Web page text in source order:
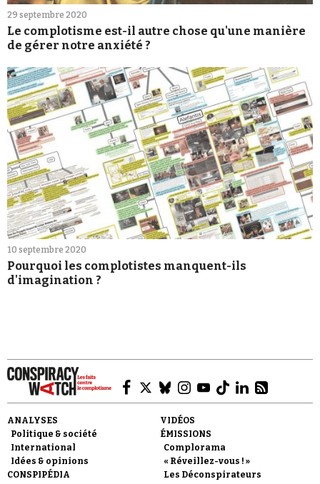
29 septembre 2020
Le complotisme est-il autre chose qu'une manière
de gérer notre anxiété ?
10 septembre 2020
Pourquoi les complotistes manquent-ils
d'imagination ?
ANALYSES
Politique & société
International
Idées & opinions
CONSPIPÉDIA
VIDÉOS
ÉMISSIONS
Complorama
« Réveillez-vous ! »
Les Déconspirateurs